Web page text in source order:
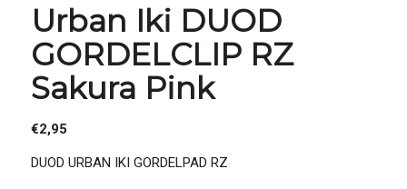
Urban Iki DUOD
GORDELCLIP RZ
Sakura Pink
€2,95
DUOD URBAN IKI GORDELPAD RZ